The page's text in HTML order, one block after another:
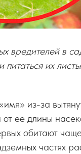
вредителей в
питаться их
из-за
от ее длины
обитают
частях